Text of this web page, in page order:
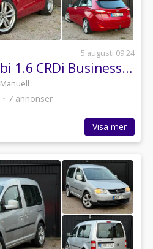
5 augusti 09:24
Hyundai i30 Kombi 1.6 CRDi Business Euro 5, Nybesiktigad, Drag mm
Manuell
• 7 annonser
Visa mer